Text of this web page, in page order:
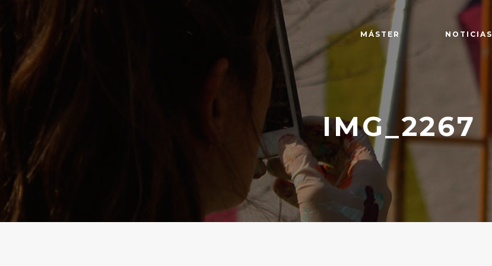
MÁSTER NOTICIAS
IMG_2267